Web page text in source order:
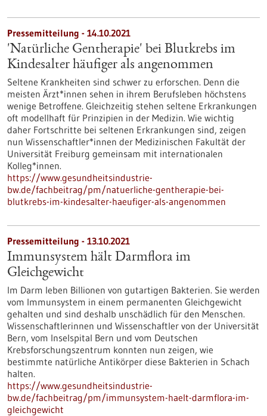
Pressemitteilung - 14.10.2021
'Natürliche Gentherapie' bei Blutkrebs im
Kindesalter häufiger als angenommen
Seltene Krankheiten sind schwer zu erforschen. Denn die
meisten Ärzt*innen sehen in ihrem Berufsleben höchstens
wenige Betroffene. Gleichzeitig stehen seltene Erkrankungen
oft modellhaft für Prinzipien in der Medizin. Wie wichtig
daher Fortschritte bei seltenen Erkrankungen sind, zeigen
nun Wissenschaftler*innen der Medizinischen Fakultät der
Universität Freiburg gemeinsam mit internationalen
Kolleg*innen.
https://www.gesundheitsindustrie-
bw.de/fachbeitrag/pm/natuerliche-gentherapie-bei-
blutkrebs-im-kindesalter-haeufiger-als-angenommen
Pressemitteilung - 13.10.2021
Immunsystem hält Darmflora im
Gleichgewicht
Im Darm leben Billionen von gutartigen Bakterien. Sie werden
vom Immunsystem in einem permanenten Gleichgewicht
gehalten und sind deshalb unschädlich für den Menschen.
Wissenschaftlerinnen und Wissenschaftler von der Universität
Bern, vom Inselspital Bern und vom Deutschen
Krebsforschungszentrum konnten nun zeigen, wie
bestimmte natürliche Antikörper diese Bakterien in Schach
halten.
https://www.gesundheitsindustrie-
bw.de/fachbeitrag/pm/immunsystem-haelt-darmflora-im-
gleichgewicht